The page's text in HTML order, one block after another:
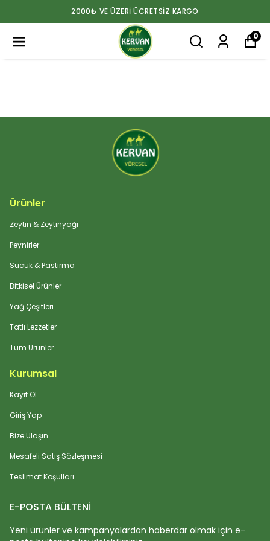
2000₺ VE ÜZERİ ÜCRETSİZ KARGO
0
Ürünler
Zeytin & Zeytinyağı
Peynirler
Sucuk & Pastırma
Bitkisel Ürünler
Yağ Çeşitleri
Tatlı Lezzetler
Tüm Ürünler
Kurumsal
Kayıt Ol
Giriş Yap
Bize Ulaşın
Mesafeli Satış Sözleşmesi
Teslimat Koşulları
E-POSTA BÜLTENİ
Yeni ürünler ve kampanyalardan haberdar olmak için e-